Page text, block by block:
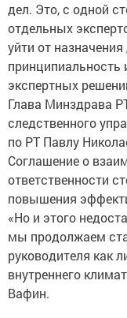
дел. Это, с одной
отдельных
уйти от
принципиальность
экспертных
Глава Минздрава
следственного
по РТ Павлу
Соглашение о
ответственности
повышения
«Но и этого
мы продолжаем
руководителя как
внутреннего
Вафин.